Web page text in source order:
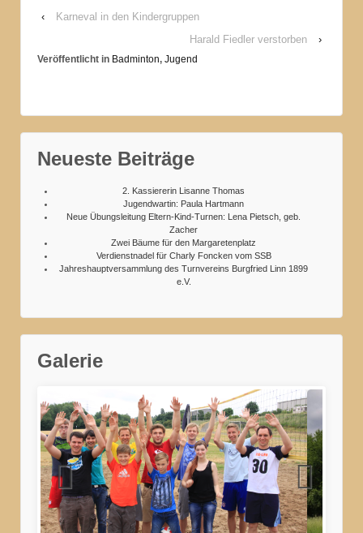
‹
Karneval in den Kindergruppen
Harald Fiedler verstorben
›
Veröffentlicht in Badminton, Jugend
Neueste Beiträge
2. Kassiererin Lisanne Thomas
Jugendwartin: Paula Hartmann
Neue Übungsleitung Eltern-Kind-Turnen: Lena Pietsch, geb.
Zacher
Zwei Bäume für den Margaretenplatz
Verdienstnadel für Charly Foncken vom SSB
Jahreshauptversammlung des Turnvereins Burgfried Linn 1899
e.V.
Galerie